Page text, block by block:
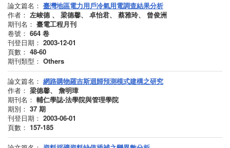
論文篇名： 臺灣地區電力用戶冷氣用電調查結果分析
作者： 左峻德 、 梁德馨、 卓怡君、 蔡雅玲、 曾俊洲
期刊名： 臺電工程月刊
卷號： 664 卷
刊登日期： 2003-12-01
頁數： 48-60
期刊類型： Others
論文篇名： 網路購物羅吉斯迴歸預測模式建構之研究
作者： 梁德馨、 詹明璋
期刊名： 輔仁學誌-法學院與管理學院
期別： 37 期
刊登日期： 2003-06-01
頁數： 157-185